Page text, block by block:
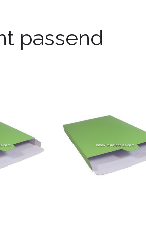
passend